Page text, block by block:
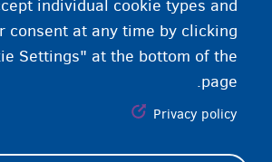
individual cookie types and
consent at any time by clicking
Settings" at the bottom of the
page.
Privacy policy